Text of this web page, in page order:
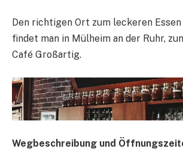
Den richtigen Ort zum leckeren
findet man in Mülheim an der Ruhr,
Café Großartig.
Wegbeschreibung und